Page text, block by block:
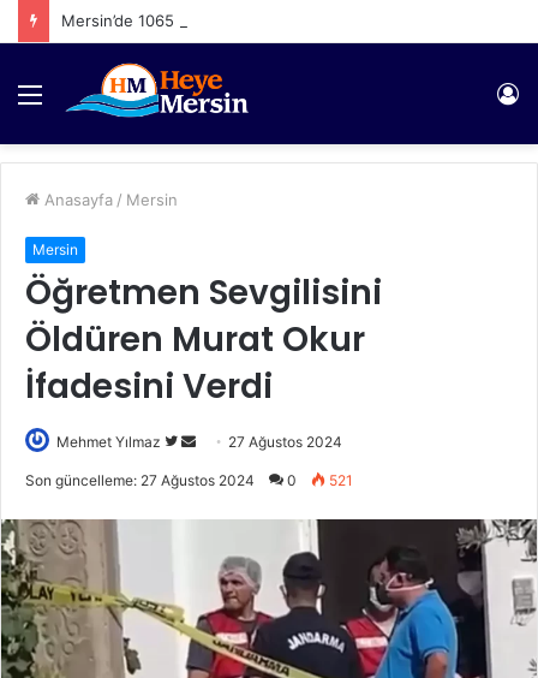
Mersin’de 1065 Şahıs Yakalandı
Menü
Anasayfa / Mersin
Mersin
Öğretmen Sevgilisini
Öldüren Murat Okur
İfadesini Verdi
Mehmet Yılmaz
Twitter'da
Bir
27 Ağustos 2024
Son güncelleme: 27 Ağustos 2024 0 521